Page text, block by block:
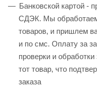
Банковской картой -
СДЭК. Мы обработаем
товаров, и пришлем
и по смс. Оплату за
проверки и
тот товар, что
заказа